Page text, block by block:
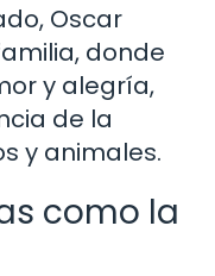
Oscar
donde
y alegría,
de la
y animales.
como la